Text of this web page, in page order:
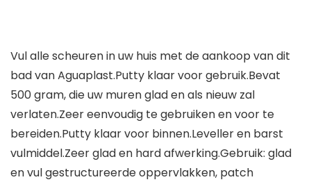
Vul alle scheuren in uw huis met de aankoop van dit
bad van Aguaplast.Putty klaar voor gebruik.Bevat
500 gram, die uw muren glad en als nieuw zal
verlaten.Zeer eenvoudig te gebruiken en voor te
bereiden.Putty klaar voor binnen.Leveller en barst
vulmiddel.Zeer glad en hard afwerking.Gebruik: glad
en vul gestructureerde oppervlakken, patch